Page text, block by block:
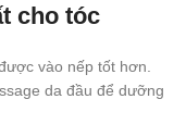
cho tóc
vào nếp tốt hơn.
da đầu để dưỡng